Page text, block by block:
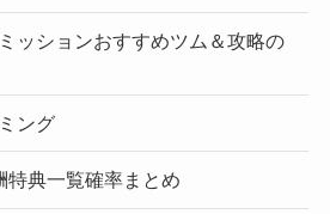
ッションおすすめツム＆攻略の
ング
特典一覧確率まとめ